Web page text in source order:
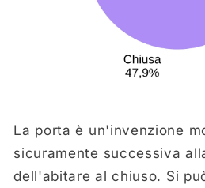
La porta è un'invenzione
sicuramente successiva
dell'abitare al chiuso. Si